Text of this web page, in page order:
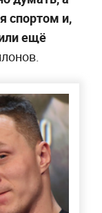
спортом и,
ещё